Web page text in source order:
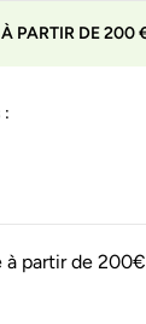
DE 200 €
:
à partir de 200€